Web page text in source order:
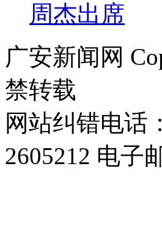
周杰出席
广安新闻网
禁转载
网站纠错电话
2605212 电子